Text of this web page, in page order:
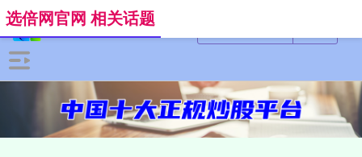
选倍网官网 相关话题